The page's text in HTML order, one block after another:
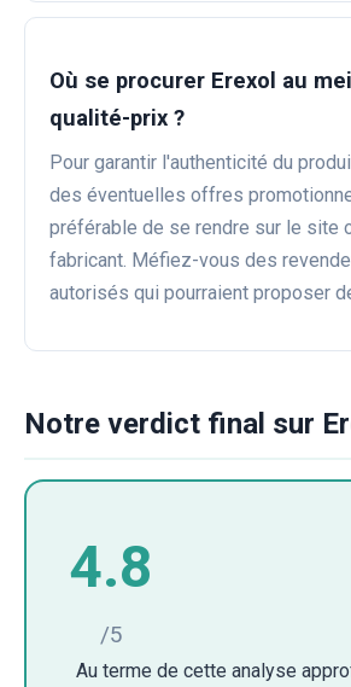
Où se procurer Erexol au
qualité-prix ?
Pour garantir l'authenticité du
des éventuelles offres
préférable de se rendre sur le site
fabricant. Méfiez-vous des
autorisés qui pourraient proposer
Notre verdict final sur
4.8
/5
Au terme de cette analyse